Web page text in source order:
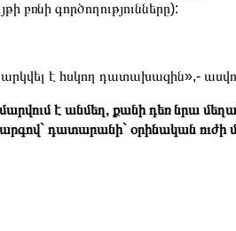
բռնի գործողությունները):
է հսկող դատախազին»,-
է անմեղ, քանի դեռ նրա
դատարանի` օրինական ուժի